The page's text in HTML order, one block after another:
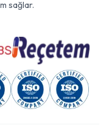
sağlar.